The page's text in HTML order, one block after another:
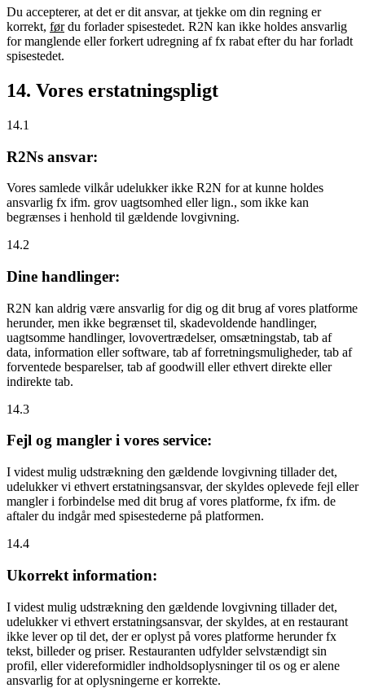
Du accepterer, at det er dit ansvar, at tjekke om din regning er
korrekt, førdu forlader spisestedet. R2N kan ikke holdes ansvarlig
for manglende eller forkert udregning af fx rabat efter du har forladt
spisestedet.
14. Vores erstatningspligt
14.1
R2Ns ansvar:
Vores samlede vilkår udelukker ikke R2N for at kunne holdes
ansvarlig fx ifm. grov uagtsomhed eller lign., som ikke kan
begrænses i henhold til gældende lovgivning.
14.2
Dine handlinger:
R2N kan aldrig være ansvarlig for dig og dit brug af vores platforme
herunder, men ikke begrænset til, skadevoldende handlinger,
uagtsomme handlinger, lovovertrædelser, omsætningstab, tab af
data, information eller software, tab af forretningsmuligheder, tab af
forventede besparelser, tab af goodwill eller ethvert direkte eller
indirekte tab.
14.3
Fejl og mangler i vores service:
I videst mulig udstrækning den gældende lovgivning tillader det,
udelukker vi ethvert erstatningsansvar, der skyldes oplevede fejl eller
mangler i forbindelse med dit brug af vores platforme, fx ifm. de
aftaler du indgår med spisestederne på platformen.
14.4
Ukorrekt information:
I videst mulig udstrækning den gældende lovgivning tillader det,
udelukker vi ethvert erstatningsansvar, der skyldes, at en restaurant
ikke lever op til det, der er oplyst på vores platforme herunder fx
tekst, billeder og priser. Restauranten udfylder selvstændigt sin
profil, eller videreformidler indholdsoplysninger til os og er alene
ansvarlig for at oplysningerne er korrekte.